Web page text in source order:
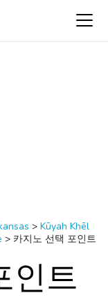
> Kūyah Khēl
> 카지노 선택 포인트
인트